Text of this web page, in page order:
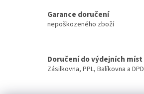
í
v
k
y
ý
n
í
Garance doručení
nepoškozeného zboží
Doručení do výdejních míst
Zásilkovna, PPL, Balíkovna a DPD